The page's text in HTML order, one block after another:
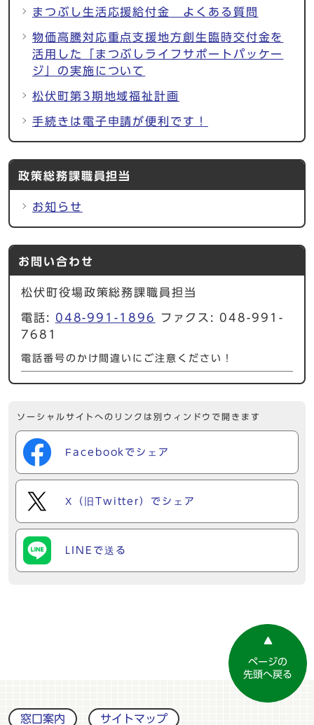
まつぶし生活応援給付金 よくある質問
物価高騰対応重点支援地方創生臨時交付金を
活用した「まつぶしライフサポートパッケー
ジ」の実施について
松伏町第3期地域福祉計画
手続きは電子申請が便利です！
政策総務課職員担当
お知らせ
お問い合わせ
松伏町役場政策総務課職員担当
電話: 048-991-1896
ファクス: 048-991-
7681
電話番号のかけ間違いにご注意ください！
ソーシャルサイトへのリンクは別ウィンドウで開きます
Facebookでシェア
X（旧Twitter）でシェア
LINEで送る
ページの
先頭へ戻る
窓口案内 サイトマップ